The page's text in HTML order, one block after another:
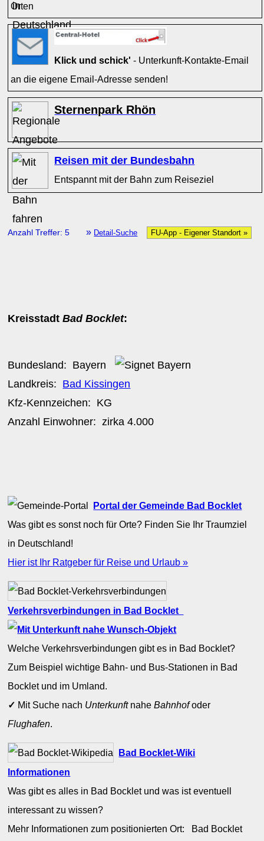
Orten
Klick und schick' - Unterkunft-Kontakte-Email
an die eigene Email-Adresse senden!
Sternenpark Rhön
Reisen mit der Bundesbahn
Entspannt mit der Bahn zum Reiseziel
Anzahl Treffer: 5 » Detail-Suche FU-App - Eigener Standort »
KreisstadtBad Bocklet:
Bundesland: Bayern
Landkreis: Bad Kissingen
Kfz-Kennzeichen: KG
Anzahl Einwohner: zirka4.000
Portal der Gemeinde Bad Bocklet
Was gibt es sonst noch für Orte? Finden Sie Ihr Traumziel
in Deutschland!
Hier ist Ihr Ratgeber für Reise und Urlaub »
Verkehrsverbindungen in Bad Bocklet
Welche Verkehrsverbindungen gibt es in Bad Bocklet?
Zum Beispiel wichtige Bahn- und Bus-Stationen in Bad
Bocklet und im Umland.
✓ Mit Suche nach UnterkunftnaheBahnhofoder
Flughafen.
Bad Bocklet-Wiki
Informationen
Was gibt es alles in Bad Bocklet und was ist eventuell
interessant zu wissen?
Mehr Informationen zum positionierten Ort: Bad Bocklet